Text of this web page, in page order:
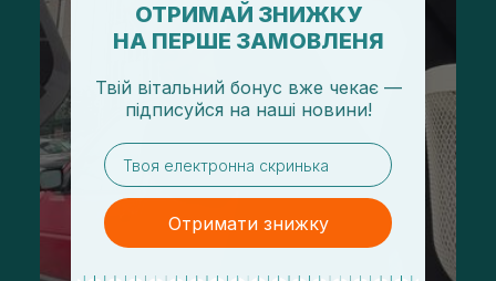
ОТРИМАЙ ЗНИЖКУ
НА ПЕРШЕ ЗАМОВЛЕНЯ
Твій вітальний бонус вже чекає —
підписуйся на наші новини!
email
Отримати знижку